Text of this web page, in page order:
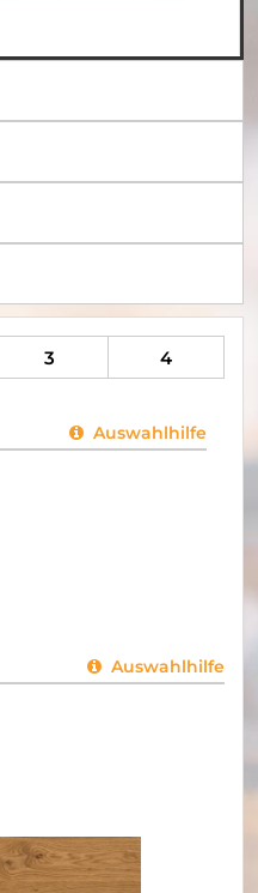
3 4
Auswahlhilfe
Auswahlhilfe